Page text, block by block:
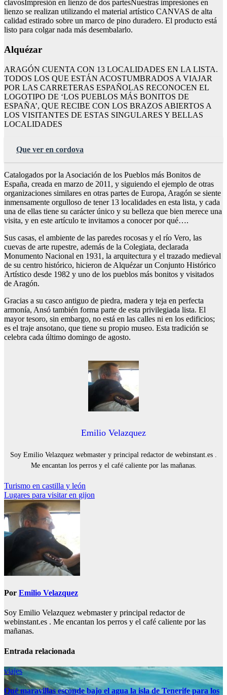
clavosImpresión en lienzo de dos partesNuestras impresiones en
lienzo se realizan utilizando el material artístico CANVAS de alta
calidad estirado sobre un marco de pino duradero. El producto está
listo para colgar nada más desembalarlo.
Alquézar
ARAGÓN CUENTA CON 13 LOCALIDADES EN LA LISTA.
TODOS LOS QUE ESTÁN ACOSTUMBRADOS A VIAJAR
POR LAS CARRETERAS ESPAÑOLAS RECONOCEN EL
LOGOTIPO DE ‘LOS PUEBLOS MÁS BONITOS DE
ESPAÑA’, QUE RECIBE CON LOS BRAZOS ABIERTOS A
LOS VISITANTES DE ESTAS SINGULARES Y BELLAS
LOCALIDADES
Que ver en cordova
Catalogados por la Asociación de los Pueblos más Bonitos de
España, creada en marzo de 2011, y siguiendo el ejemplo de otras
organizaciones similares en otras partes de Europa, Aragón se siente
inmensamente orgulloso de tener 13 localidades en esta lista, y cada
una de ellas tiene su carácter único y su belleza que bien merece una
visita, y en este artículo te invitamos a conocer por qué….
Sus casas, el ambiente de las paredes rocosas y el río Vero, las
cuevas de arte rupestre, además de la Colegiata, declarada
Monumento Nacional en 1931, la arquitectura y el trazado medieval
de su centro histórico, hicieron de Alquézar un Conjunto Histórico
Artístico desde 1982 y uno de los pueblos más bonitos y visitados
de Aragón.
Gracias a su casco antiguo de piedra, madera y teja en perfecta
armonía, Ansó también forma parte de esta privilegiada lista. El
mayor tesoro, sin embargo, no está en las calles ni en los edificios;
es el traje ansotano, que tiene su propio museo. Esta tradición se
celebra cada último domingo de agosto.
Emilio Velazquez
Soy Emilio Velazquez webmaster y principal redactor de webinstant.es .
Me encantan los perros y el café caliente por las mañanas.
Navegación
de
entradas
Turismo en castilla y león
Lugares para visitar en gijon
Por Emilio Velazquez
Soy Emilio Velazquez webmaster y principal redactor de
webinstant.es . Me encantan los perros y el café caliente por las
mañanas.
Entrada relacionada
viajes
Qué maravillas esconde bajo el agua la isla de Tenerife para los